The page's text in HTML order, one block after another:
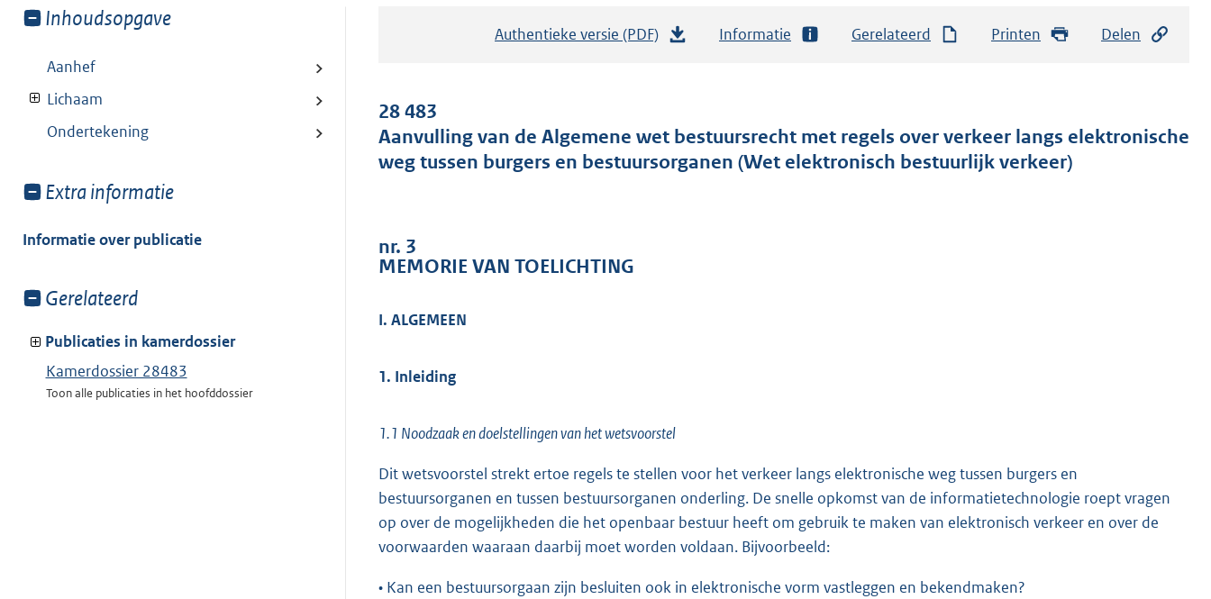
Toon
van:
Inhoudsopgave
Aanhef
Lichaam
Ondertekening
Toon
van:
Extra informatie
Informatie over publicatie
Toon
van:
Gerelateerd
Publicaties in kamerdossier
Kamerdossier 28483
Toon alle publicaties in het hoofddossier
Authentieke versie (PDF)
a
n
2
K
b
Informatie Gerelateerd Printen Delen
28 483
Aanvulling van de Algemene wet bestuursrecht met regels over verkeer langs elektronische
weg tussen burgers en bestuursorganen (Wet elektronisch bestuurlijk verkeer)
nr. 3
MEMORIE VAN TOELICHTING
I. ALGEMEEN
1. Inleiding
1.1 Noodzaak en doelstellingen van het wetsvoorstel
Dit wetsvoorstel strekt ertoe regels te stellen voor het verkeer langs elektronische weg tussen burgers en
bestuursorganen en tussen bestuursorganen onderling. De snelle opkomst van de informatietechnologie roept vragen
op over de mogelijkheden die het openbaar bestuur heeft om gebruik te maken van elektronisch verkeer en over de
voorwaarden waaraan daarbij moet worden voldaan. Bijvoorbeeld:
• Kan een bestuursorgaan zijn besluiten ook in elektronische vorm vastleggen en bekendmaken?